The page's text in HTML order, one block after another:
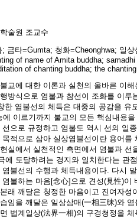
술원 조교수
금타=Gumta; 청화=Cheonghwa; 일
of name of Amita buddha;
of chanting buddha; the
교에 대한 이론과 실천의 올바른 이
방식으로 염불과 참선이 조화를 이
한 염불선의 체득은 대중의 공감을
에 이르기까지 불교의 모든 핵심내용
으로 규정하고 염불도 역시 선의 일
적으로 삼아 실상염불선이란 용어
실에서 실천적인 측면에서 염불과
에 도달하려는 경지와 일치한다는 관
불선의 수행과 체득내용이다. 다시
불하는 마음[念心]으로 견성(見性)이
래 깨달은 청정한 마음이고 진여자
임을 깨달은 일상삼매(一相三昧)와
법계일상(法界一相)의 구경청정을